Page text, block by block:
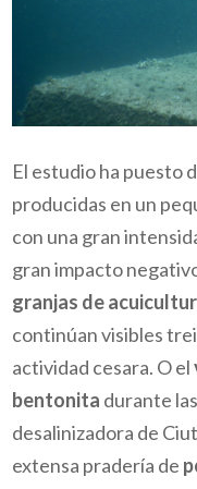
El estudio ha puesto
producidas en un
con una gran
gran impacto
granjas de
continúan visibles
actividad cesara. O el
bentonita durante
desalinizadora de
extensa pradería de